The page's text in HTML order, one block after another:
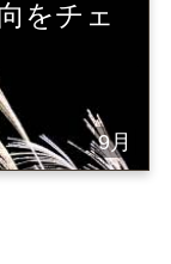
をチェ
9月